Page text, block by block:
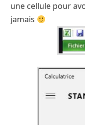
une cellule pour
jamais